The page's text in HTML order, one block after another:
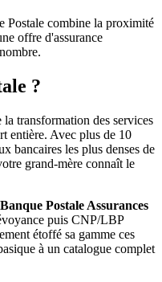
Postale combine la proximité
offre d'assurance
?
transformation des services
entière. Avec plus de 10
bancaires les plus denses de
grand-mère connaît le
Postale Assurances
puis CNP/LBP
étoffé sa gamme ces
à un catalogue complet